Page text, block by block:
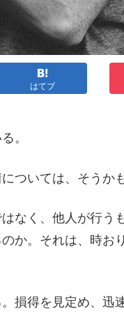
はてブ
。
ついては、そうか
なく、他人が行う
か。それは、時お
損得を見定め、迅